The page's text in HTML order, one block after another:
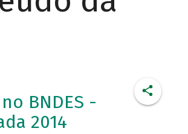
BNDES -
2014